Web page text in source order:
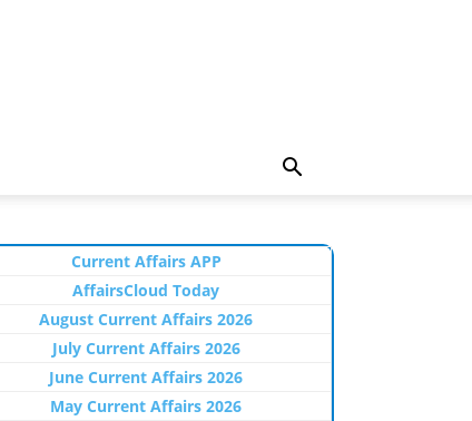
Current Affairs APP
AffairsCloud Today
August Current Affairs 2026
July Current Affairs 2026
June Current Affairs 2026
May Current Affairs 2026